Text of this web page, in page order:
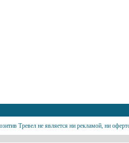
Тревел не является ни рекламой, ни